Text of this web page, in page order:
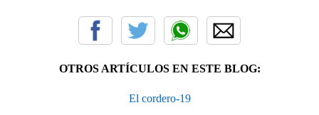
OTROS ARTÍCULOS EN ESTE BLOG:
El cordero-19